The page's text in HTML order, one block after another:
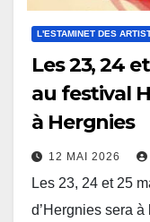
L'ESTAMINET DES
Les 23, 24
au festival
à Hergnies
12 MAI 2026
Les 23, 24 et 25
d’Hergnies sera